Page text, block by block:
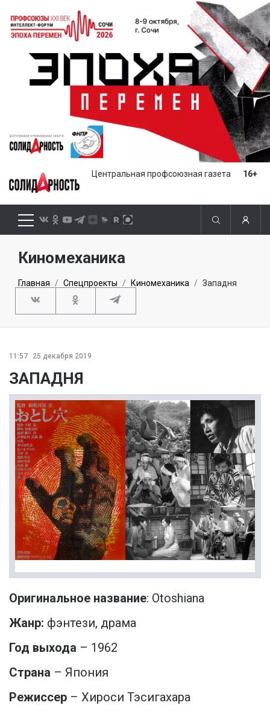
Центральная профсоюзная газета 16+
Киномеханика
Главная Спецпроекты Киномеханика Западня
11:57 25 декабря 2019
ЗАПАДНЯ
Оригинальное название: Otoshiana
Жанр: фэнтези, драма
Год выхода – 1962
Страна – Япония
Режиссер – Хироси Тэсигахара